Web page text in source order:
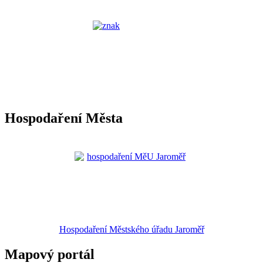
Hospodaření Města
Hospodaření Městského úřadu Jaroměř
Mapový portál